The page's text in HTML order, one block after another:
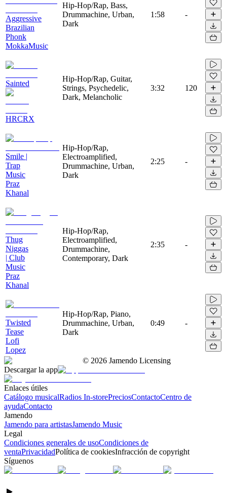
Aggressive
Brazilian
Phonk
MokkaMusic
Hip-Hop/Rap, Bass,
Drummachine, Urban,
Dark
1:58 -
Sainted
HRCRX
Hip-Hop/Rap, Guitar,
Strings, Psychedelic,
Dark, Melancholic
3:32 120
Smile |
Trap
Music
Praz
Khanal
Hip-Hop/Rap,
Electroamplified,
Drummachine, Urban,
Dark
2:25 -
Thug
Niggas
| Club
Music
Praz
Khanal
Hip-Hop/Rap,
Electroamplified,
Drummachine,
Contemporary, Dark
2:35 -
Twisted
Tease
Lofi
Lopez
Hip-Hop/Rap, Piano,
Drummachine, Urban,
Dark
0:49 -
© 2026 Jamendo Licensing
Descargar la app
Enlaces útiles
Catálogo musicalRadios In-storePreciosContactoCentro de
ayudaContacto
Jamendo
Jamendo para artistasJamendo Music
Legal
Condiciones generales de usoCondiciones de
ventaPrivacidadPolítica de cookiesInfracción de copyright
Síguenos